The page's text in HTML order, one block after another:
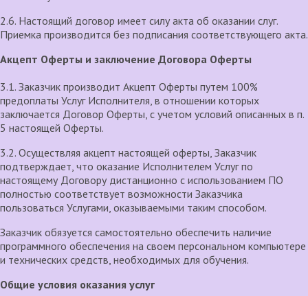
2.6. Настоящий договор имеет силу акта об оказании слуг.
Приемка производится без подписания соответствующего акта.
Акцепт Оферты и заключение Договора Оферты
3.1. Заказчик производит Акцепт Оферты путем 100%
предоплаты Услуг Исполнителя, в отношении которых
заключается Договор Оферты, с учетом условий описанных в п.
5 настоящей Оферты.
3.2. Осуществляя акцепт настоящей оферты, Заказчик
подтверждает, что оказание Исполнителем Услуг по
настоящему Договору дистанционно с использованием ПО
полностью соответствует возможности Заказчика
пользоваться Услугами, оказываемыми таким способом.
Заказчик обязуется самостоятельно обеспечить наличие
программного обеспечения на своем персональном компьютере
и технических средств, необходимых для обучения.
Общие условия оказания услуг